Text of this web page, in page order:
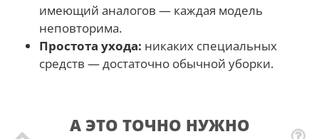
имеющий аналогов — каждая модель
неповторима.
Простота ухода: никаких специальных
средств — достаточно обычной уборки.
А ЭТО ТОЧНО НУЖНО